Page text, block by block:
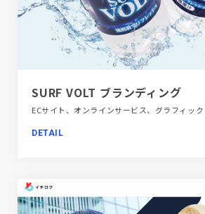
SURF VOLT ブランディング
DETAIL